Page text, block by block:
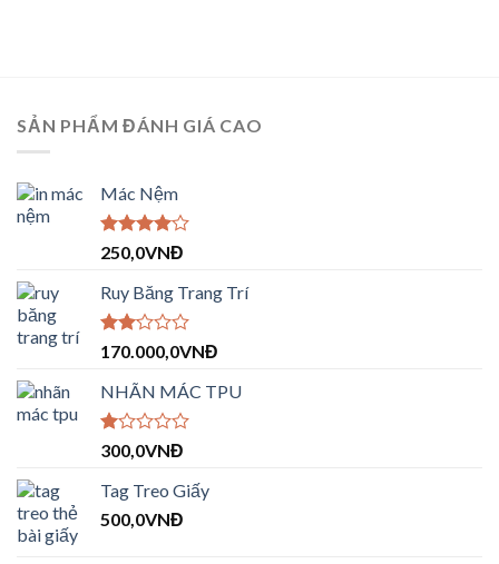
SẢN PHẨM ĐÁNH GIÁ CAO
Mác Nệm
Được
xếp hạng
4.00
5
sao
250,0VNĐ
Ruy Băng Trang Trí
Được
hạng
2.09
5
170.000,0VNĐ
NHÃN MÁC TPU
Được
hạng
1.00
5
300,0VNĐ
Tag Treo Giấy
500,0VNĐ